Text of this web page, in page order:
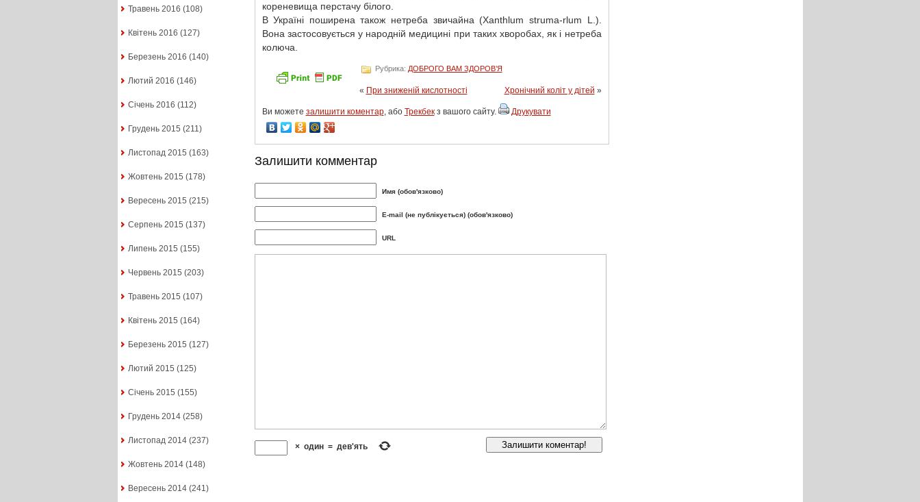
Травень 2016 (108)
Квітень 2016 (127)
Березень 2016 (140)
Лютий 2016 (146)
Січень 2016 (112)
Грудень 2015 (211)
Листопад 2015 (163)
Жовтень 2015 (178)
Вересень 2015 (215)
Серпень 2015 (137)
Липень 2015 (155)
Червень 2015 (203)
Травень 2015 (107)
Квітень 2015 (164)
Березень 2015 (127)
Лютий 2015 (125)
Січень 2015 (155)
Грудень 2014(258)
Листопад 2014(237)
Жовтень 2014(148)
Вересень 2014(241)
кореневища перстачу білого.
В Україні поширена також нетреба звичайна (Xanthlum struma-rlum L.).
Вона застосовується у народній медицині при таких хворобах, як і нетреба
колюча.
Рубрика: ДОБРОГО ВАМ ЗДОРОВ’Я
« При зниженій кислотності Хронічний коліт у дітей »
Ви можете залишити коментар, або Трекбекз вашого сайту. Друкувати
Залишити комментар
Имя (обов'язково)
E-mail (не публікується) (обов'язково)
URL
× один = дев'ять